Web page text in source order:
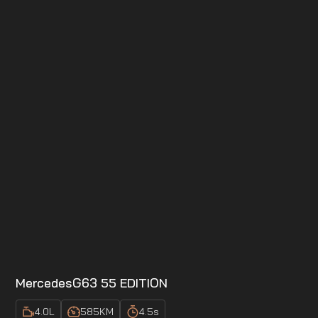
MercedesG63 55 EDITION
4.0L 585KM 4.5s